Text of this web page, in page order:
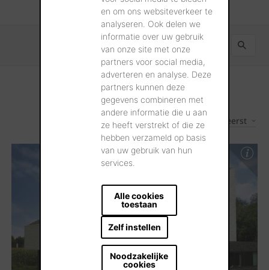
en om ons websiteverkeer te
analyseren. Ook delen we
informatie over uw gebruik
van onze site met onze
partners voor social media,
adverteren en analyse. Deze
partners kunnen deze
gegevens combineren met
andere informatie die u aan
ze heeft verstrekt of die ze
hebben verzameld op basis
van uw gebruik van hun
services.
Alle cookies
toestaan
Zelf instellen
Noodzakelijke
cookies
2 Resultaten Nieuwste eerst